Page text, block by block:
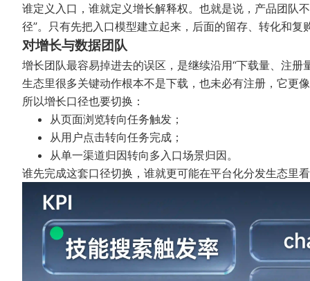
谁定义入口，谁就定义增长解释权。也就是说，产品团队
径”。只有先把入口模型建立起来，后面的留存、转化和复
对增长与数据团队
增长团队最容易掉进去的误区，是继续沿用“下载量、注
生态里很多关键动作根本不是下载，也未必有注册，它更
所以增长口径也要切换：
从页面浏览转向任务触发；
从用户点击转向任务完成；
从单一渠道归因转向多入口场景归因。
谁先完成这套口径切换，谁就更可能在平台化分发生态里